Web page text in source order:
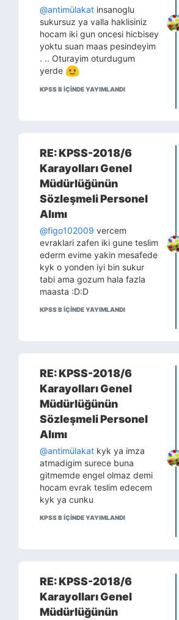
@antimülakat insanoglu
sukursuz ya valla haklisiniz
hocam iki gun oncesi hicbisey
yoktu suan maas pesindeyim
. .. Oturayim oturdugum
yerde
KPSS B IÇINDE YAYIMLANDI
RE: KPSS-2018/6
Karayolları Genel
Müdürlüğünün
Sözleşmeli Personel
Alımı
@figo102009 vercem
evraklari zafen iki gune teslim
ederm evime yakin mesafede
kyk o yonden iyi bin sukur
tabi ama gozum hala fazla
maasta :D:D
KPSS B IÇINDE YAYIMLANDI
RE: KPSS-2018/6
Karayolları Genel
Müdürlüğünün
Sözleşmeli Personel
Alımı
@antimülakat kyk ya imza
atmadigim surece buna
gitmemde engel olmaz demi
hocam evrak teslim edecem
kyk ya cunku
KPSS B IÇINDE YAYIMLANDI
RE: KPSS-2018/6
Karayolları Genel
Müdürlüğünün